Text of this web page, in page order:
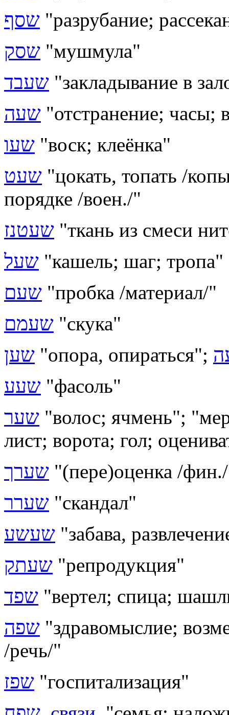
שסף "разрубание;
שסק "мушмула"
שעבד "закладывание в
שעה "отстранение; часы;
שעו "воск; клеёнка"
שעט "цокать, топать /
порядке /воен./"
שעטנז "ткань из смеси
שעל "кашель; шаг; тропа"
שעם "пробка /материал/"
שעמם "скука"
שען "опора, опираться";
שעע "фасоль"
שער "волос; ячмень";
лист; ворота; гол;
שערך "(пере)оценка /
שערר "скандал"
שעשע "забава,
שעתק "репродукция"
שפד "вертел; спица;
שפה "здравомыслие;
/речь/"
שפז "госпитализация"